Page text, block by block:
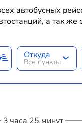
автобусных
а так же
Откуда
Все пункты